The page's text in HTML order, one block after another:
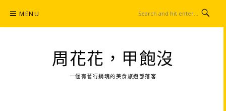
content
MENU
周花花，甲飽沒
一個有著行銷魂的美食旅遊部落客